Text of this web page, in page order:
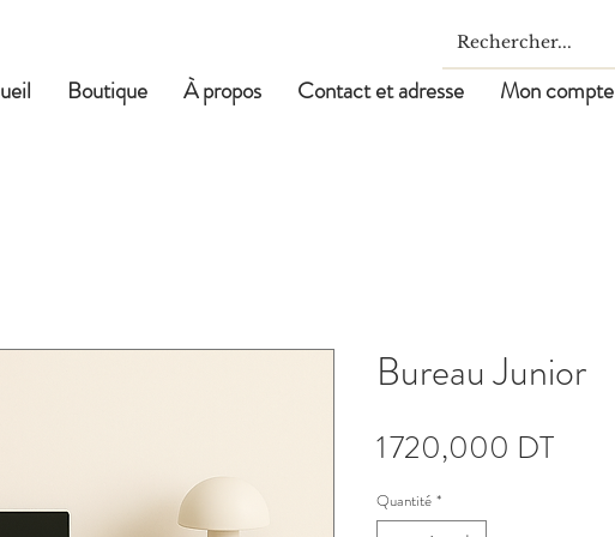
Boutique À propos Contact et adresse Mon compte
Bureau Junior
1 720,000 DTPrix
Quantité *